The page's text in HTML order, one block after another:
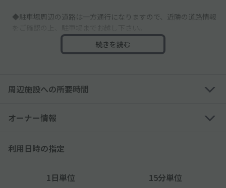
◆駐車場周辺の道路は一方通行になりますので、近隣の道路情報
◆駐車場までの道路が狭くなっております。十分にご注意のう
分お気をつけてください。
◆他の空スペースは別契約者様のスペースとなりますので、必ず
─────────────
動」にご配慮くださいませ。
続きを読む
周辺施設への所要時間
オーナー情報
利用日時の指定
1日単位 15分単位